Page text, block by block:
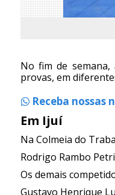
No fim de semana,
provas, em
Receba nossas
Em Ijuí
Na Colmeia do
Rodrigo Rambo
Os demais
Gustavo Henrique